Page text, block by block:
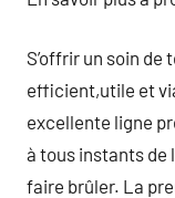
S’offrir un soin de
efficient,utile et
excellente ligne
à tous instants de
faire brûler. La